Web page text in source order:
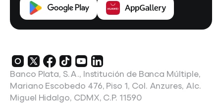
Banco Plata, S.A., Institución de Banca Múltiple,
Mariano Escobedo 476, Piso 1, Col. Anzures, Alc.
Miguel Hidalgo, CDMX, C.P. 11590